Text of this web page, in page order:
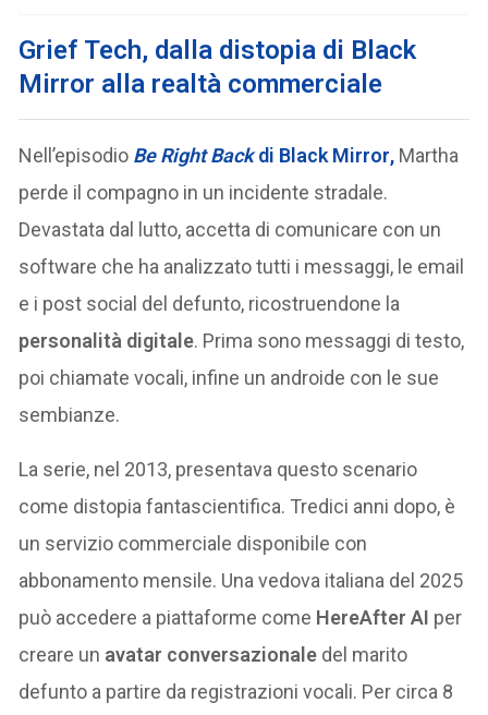
Grief Tech, dalla distopia di Black
Mirror alla realtà commerciale
Nell’episodio Be Right Backdi Black Mirror, Martha
perde il compagno in un incidente stradale.
Devastata dal lutto, accetta di comunicare con un
software che ha analizzato tutti i messaggi, le email
e i post social del defunto, ricostruendone la
personalità digitale. Prima sono messaggi di testo,
poi chiamate vocali, infine un androide con le sue
sembianze.
La serie, nel 2013, presentava questo scenario
come distopia fantascientifica. Tredici anni dopo, è
un servizio commerciale disponibile con
abbonamento mensile. Una vedova italiana del 2025
può accedere a piattaforme come HereAfter AI per
creare un avatar conversazionale del marito
defunto a partire da registrazioni vocali. Per circa 8